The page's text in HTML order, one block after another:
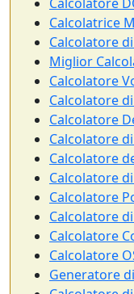
Calcolatrice
Calcolatore
Miglior
Calcolatore
Calcolatore
Calcolatore
Calcolatore
Calcolatore
Calcolatore
Calcolatore
Calcolatore
Calcolatore
Calcolatore
Generatore